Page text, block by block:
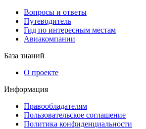
Вопросы и ответы
Путеводитель
Гид по интересным местам
Авиакомпании
База знаний
О проекте
Информация
Правообладателям
Пользовательское соглашение
Политика конфиденциальности